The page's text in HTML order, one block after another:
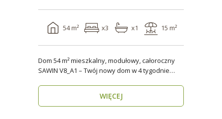
54 m² x3 x1 15 m²
Dom 54 m² mieszkalny, modułowy, całoroczny
SAWIN V8_A1 – Twój nowy dom w 4 tygodnie
WIĘCEJ